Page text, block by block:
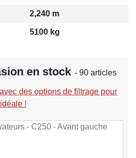
2,240 m
5100 kg
en stock - 90 articles
des options de filtrage pour
!